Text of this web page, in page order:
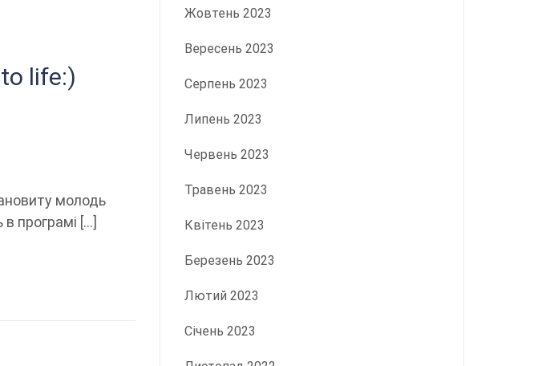
life:)
молодь
програмі […]
Жовтень 2023
Вересень 2023
Серпень 2023
Липень 2023
Червень 2023
Травень 2023
Квітень 2023
Березень 2023
Лютий 2023
Січень 2023